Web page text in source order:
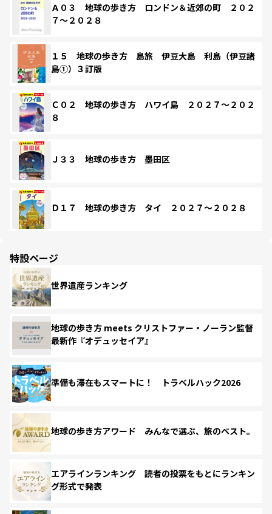
Ａ０３ 地球の歩き方 ロンドン＆近郊の町 ２０２
７～２０２８
１５ 地球の歩き方 島旅 伊豆大島 利島（伊豆諸
島①）３訂版
Ｃ０２ 地球の歩き方 ハワイ島 ２０２７～２０２
８
Ｊ３３ 地球の歩き方 墨田区
Ｄ１７ 地球の歩き方 タイ ２０２７～２０２８
特設ページ
世界遺産ランキング
地球の歩き方 meets クリストファー・ノーラン監督
最新作『オデュッセイア』
準備も滞在もスマートに！ トラベルハック2026
地球の歩き方アワード みんなで選ぶ、旅のベスト。
エアラインランキング 読者の投票をもとにランキン
グ形式で発表